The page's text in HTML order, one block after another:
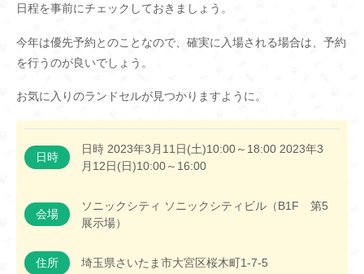
日程を事前にチェックしておきましょう。
今年は優先予約とのことなので、確実に入場される場合は、予約
を行うのが良いでしょう。
お気に入りのランドセルが見つかりますように。
日時
日時 2023年3月11日(土)10:00～18:00 2023年3
月12日(日)10:00～16:00
会場
ソニックシティ ソニックシティビル（B1F 第5
展示場）
住所 埼玉県さいたま市大宮区桜木町1-7-5